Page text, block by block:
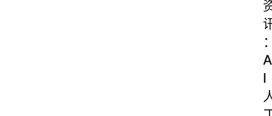
A
I